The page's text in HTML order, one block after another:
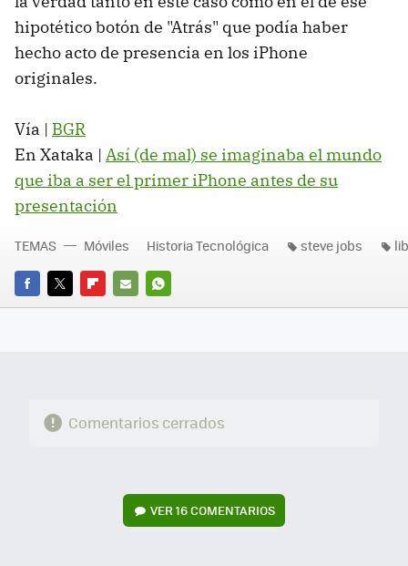
hipotético botón de "Atrás" que podía haber
hecho acto de presencia en los iPhone
originales.
Vía | BGR
En Xataka | Así (de mal) se imaginaba el mundo
que iba a ser el primer iPhone antes de su
presentación
FACEBOOK
TWITTERFLIPBOARD
E-
WHATSAPP
TEMAS Móviles Historia Tecnológica steve jobs
Comentarios cerrados
VER16 COMENTARIOS